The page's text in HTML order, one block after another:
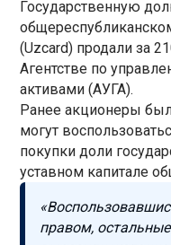
Государственную
(Uzcard) продали за
Агентстве по
активами (АУГА).
Ранее акционеры
могут
покупки доли
уставном капитале
правом,